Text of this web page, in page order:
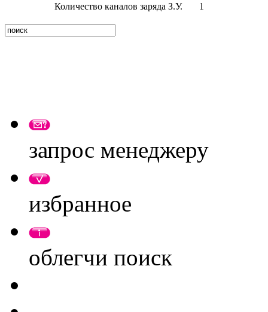
Количество каналов заряда З.У.
1
запрос менеджеру
избранное
облегчи поиск